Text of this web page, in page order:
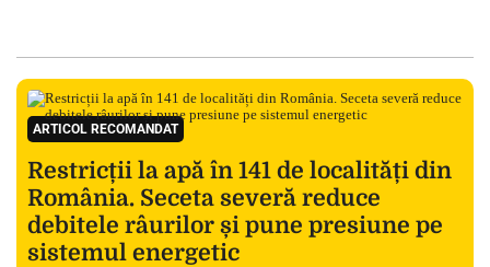
ARTICOL RECOMANDAT
Restricții la apă în 141 de localități din
România. Seceta severă reduce
debitele râurilor și pune presiune pe
sistemul energetic